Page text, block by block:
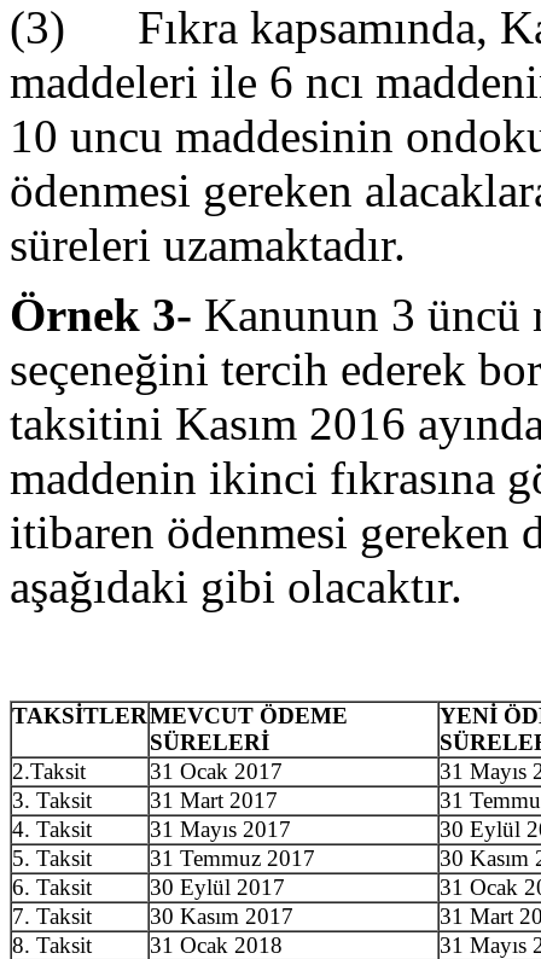
(3) Fıkra kapsamında,
maddeleri ile 6 ncı
10 uncu maddesinin
ödenmesi gereken
süreleri uzamaktadır.
Örnek 3- Kanunun 3 üncü
seçeneğini tercih ederek
taksitini Kasım 2016
maddenin ikinci fıkrasına
itibaren ödenmesi gereken
aşağıdaki gibi olacaktır.
TAKSİTLERMEVCUT ÖDEME
SÜRELERİ
YENİ
2.Taksit
31 Ocak 2017
31 Mayıs
3. Taksit
31 Mart 2017
31
4. Taksit
31 Mayıs 2017
30 Eylül
5. Taksit
31 Temmuz 2017
30 Kasım
6. Taksit
30 Eylül 2017
31 Ocak
7. Taksit
30 Kasım 2017
31 Mart
8. Taksit
31 Ocak 2018
31 Mayıs